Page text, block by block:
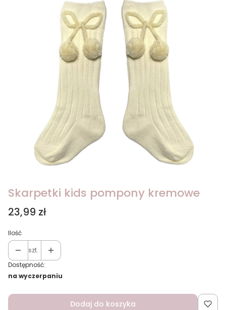
Skarpetki kids pompony kremowe
Cena
23,99 zł
Ilość
szt.
Dostępność:
na wyczerpaniu
Dodaj do koszyka